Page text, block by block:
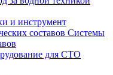
и инструмент
Системы
для СТО